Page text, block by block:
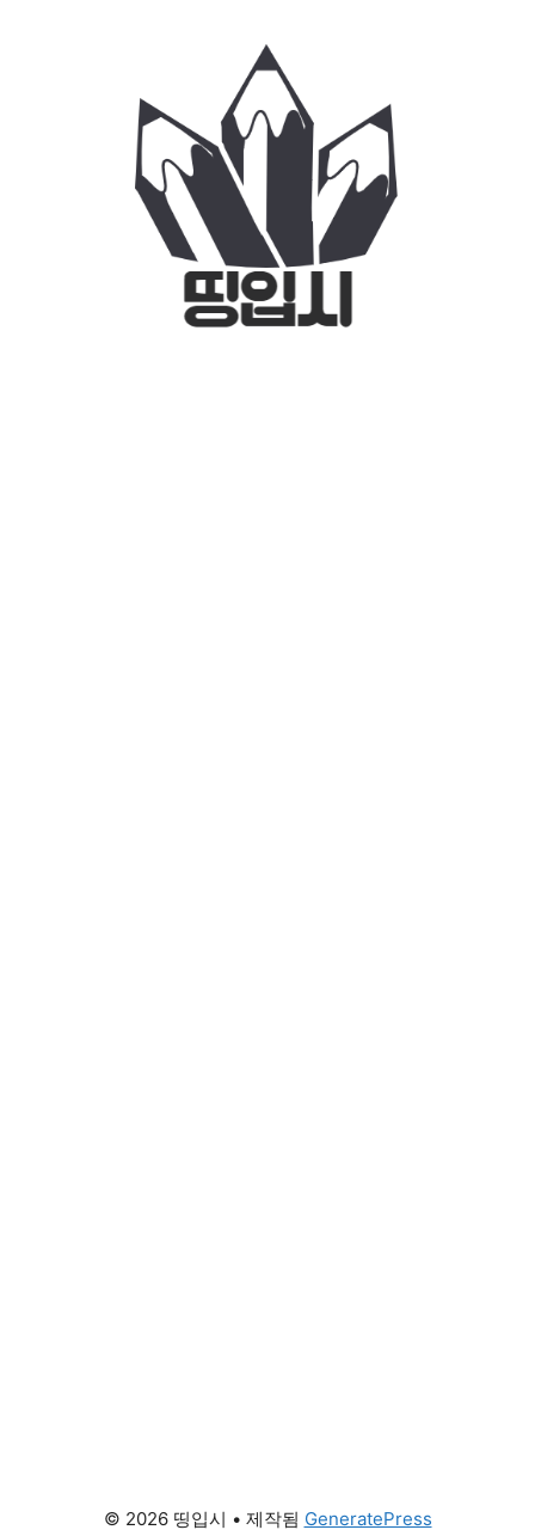
© 2026 띵입시 • 제작됨 GeneratePress